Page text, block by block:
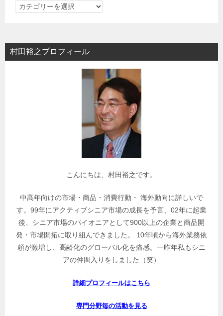
カ
リ
ー
村田裕之プロフィール
こんにちは、村田裕之です。
中高年向けの市場・商品・消費行動・ 海外動向に詳しいで
す。99年にアクティブシニア市場の成長を予言、02年に起業
後、シニア市場のパイオニアとして900以上の企業と商品開
発・市場開拓に取り組んできました。 10年頃から海外業務依
頼が激増し、高齢化のグローバル化を痛感。一昨年私もシニ
アの仲間入りをしました（笑）
詳細プロフィールはこちら
専門分野毎の活動を見る